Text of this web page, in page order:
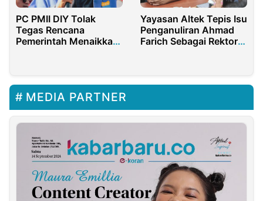
PC PMII DIY Tolak
Tegas Rencana
Pemerintah Menaikkan
Yayasan Altek Tepis Isu
Penganuliran Ahmad
Farich Sebagai Rektor
MEDIA PARTNER